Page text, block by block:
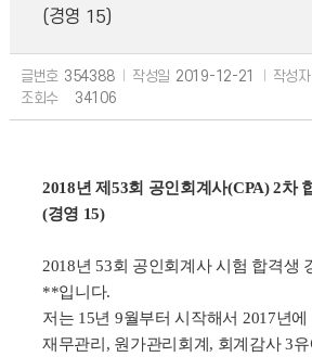
(경영 15)
글번호 354388 작성일 2019-12-21 작성자
조회수
34106
2018년 제53회 공인회계사(CPA) 2차
(경영 15)
2018년 53회 공인회계사 시험 합격생
**입니다.
저는 15년 9월부터 시작해서 2017년에
재무관리 , 원가관리회계 , 회계감사3